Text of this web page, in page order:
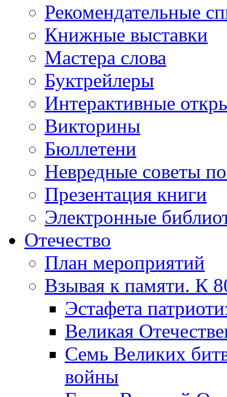
Рекомендательные
Книжные выставки
Мастера слова
Буктрейлеры
Интерактивные
Викторины
Бюллетени
Невредные советы
Презентация книги
Электронные
Отечество
План мероприятий
Взывая к памяти. К
Эcтафета
Великая
Семь Великих
войны